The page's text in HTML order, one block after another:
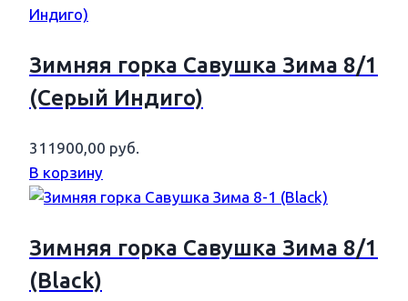
Зимняя горка Савушка Зима 8/1
(Серый Индиго)
311900,00 руб.
В корзину
Зимняя горка Савушка Зима 8/1
(Black)